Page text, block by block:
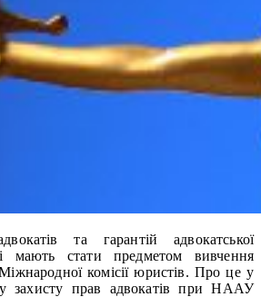
та гарантій адвокатської
мають стати предметом вивчення
Міжнародної комісії юристів. Про це у
захисту прав адвокатів при НААУ